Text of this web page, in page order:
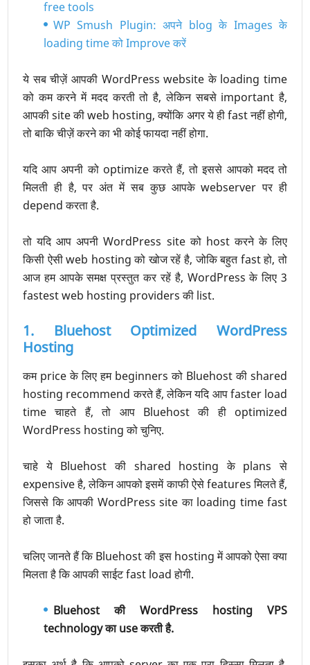
free tools
WP Smush Plugin: अपने blog के Images के
loading time को Improve करें
ये सब चीज़ें आपकी WordPress website के loading time
को कम करने में मदद करती तो है, लेकिन सबसे important है,
आपकी site की web hosting, क्योंकि अगर ये ही fast नहीं होगी,
तो बाकि चीज़ें करने का भी कोई फायदा नहीं होगा.
यदि आप अपनी को optimize करते हैं, तो इससे आपको मदद तो
मिलती ही है, पर अंत में सब कुछ आपके webserver पर ही
depend करता है.
तो यदि आप अपनी WordPress site को host करने के लिए
किसी ऐसी web hosting को खोज रहें है, जोकि बहुत fast हो, तो
आज हम आपके समक्ष प्रस्तुत कर रहें है, WordPress के लिए 3
fastest web hosting providers की list.
1. Bluehost Optimized WordPress
Hosting
कम price के लिए हम beginners को Bluehost की shared
hosting recommend करते हैं, लेकिन यदि आप faster load
time चाहते हैं, तो आप Bluehost की ही optimized
WordPress hosting को चुनिए.
चाहे ये Bluehost की shared hosting के plans से
expensive है, लेकिन आपको इसमें काफी ऐसे features मिलते हैं,
जिससे कि आपकी WordPress site का loading time fast
हो जाता है.
चलिए जानते हैं कि Bluehost की इस hosting में आपको ऐसा क्या
मिलता है कि आपकी साईट fast load होगी.
Bluehost की WordPress hosting VPS
technology का use करती है.